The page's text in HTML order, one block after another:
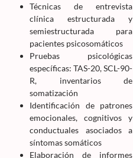
Técnicas de entrevista
clínica estructurada y
semiestructurada para
pacientes psicosomáticos
Pruebas psicológicas
específicas: TAS-20, SCL-90-
R, inventarios de
somatización
Identificación de patrones
emocionales, cognitivos y
conductuales asociados a
síntomas somáticos
Elaboración de informes